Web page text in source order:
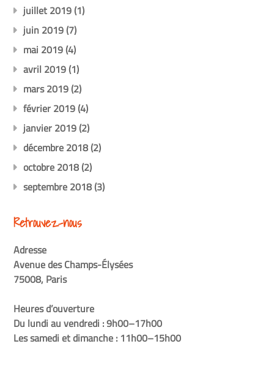
juillet 2019(1)
juin 2019(7)
mai 2019(4)
avril 2019(1)
mars 2019(2)
février 2019(4)
janvier 2019(2)
décembre 2018(2)
octobre 2018(2)
septembre 2018(3)
Retrouvez-nous
Adresse
Avenue des Champs-Élysées
75008, Paris
Heures d’ouverture
Du lundi au vendredi : 9h00–17h00
Les samedi et dimanche : 11h00–15h00